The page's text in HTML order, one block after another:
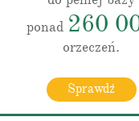
ponad 260
orzeczeń.
Sprawdź